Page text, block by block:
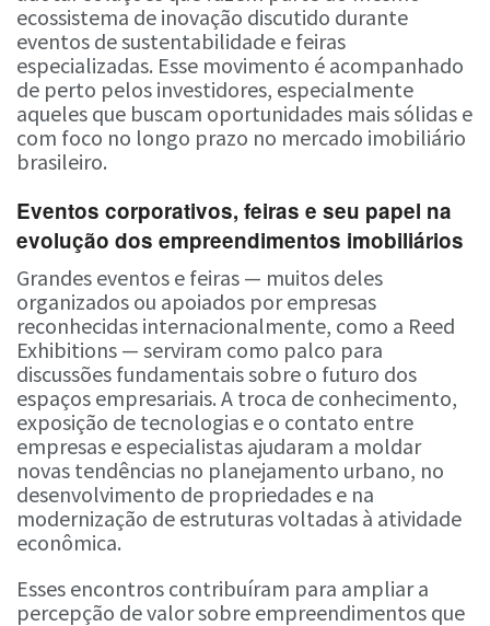
ecossistema de inovação discutido durante
eventos de sustentabilidade e feiras
especializadas. Esse movimento é acompanhado
de perto pelos investidores, especialmente
aqueles que buscam oportunidades mais sólidas e
com foco no longo prazo no mercado imobiliário
brasileiro.
Eventos corporativos, feiras e seu papel na
evolução dos empreendimentos imobiliários
Grandes eventos e feiras — muitos deles
organizados ou apoiados por empresas
reconhecidas internacionalmente, como a Reed
Exhibitions — serviram como palco para
discussões fundamentais sobre o futuro dos
espaços empresariais. A troca de conhecimento,
exposição de tecnologias e o contato entre
empresas e especialistas ajudaram a moldar
novas tendências no planejamento urbano, no
desenvolvimento de propriedades e na
modernização de estruturas voltadas à atividade
econômica.
Esses encontros contribuíram para ampliar a
percepção de valor sobre empreendimentos que